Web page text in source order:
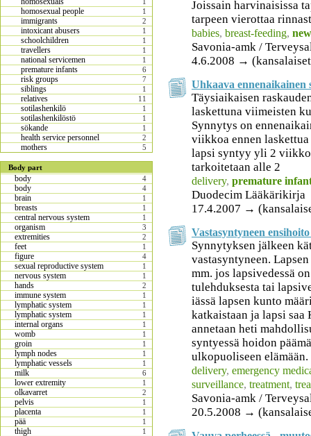
1
homosexual people 1
immigrants 2
intoxicant abusers 1
schoolchildren 1
travellers 1
national servicemen 1
premature infants 6
risk groups 7
siblings 1
relatives 11
sotilashenkilö 1
sotilashenkilöstö 1
sökande 1
health service personnel 2
mothers 5
Body part
body 4
body 4
brain 1
breasts 1
central nervous system 1
organism 3
extremities 2
feet 1
figure 4
sexual reproductive system 1
nervous system 1
hands 2
immune system 1
lymphatic system 1
lymphatic system 1
internal organs 1
womb 1
groin 1
lymph nodes 1
lymphatic vessels 1
milk 6
lower extremity 1
olkavarret 2
pelvis 1
placenta 1
pää 1
thigh 1
Joissain harvinaisissa
tarpeen vierottaa
babies, breast-feeding,
Savonia-amk /
4.6.2008 →
Uhkaava ennenaikainen
Täysiaikaisen
laskettuna viimeisten
Synnytys on
viikkoa ennen
lapsi syntyy yli 2
tarkoitetaan alle 2
delivery, premature
Duodecim Lääkärikirja
17.4.2007 →
Vastasyntyneen
Synnytyksen jälkeen
vastasyntyneen.
mm. jos lapsivedessä
tulehduksesta tai
iässä lapsen kunto
katkaistaan ja lapsi
annetaan heti
syntyessä hoidon
ulkopuoliseen elämään.
delivery, emergency
surveillance, treatment,
Savonia-amk /
20.5.2008 →